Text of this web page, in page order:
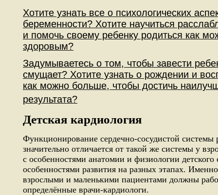
Хотите узнать все о психологических
беременности? Хотите научиться
и помочь своему ребенку родиться как
здоровым?
Задумываетесь о том, чтобы завести
смущает? Хотите узнать о рождении и
как можно больше, чтобы достичь
результата?
Детская кардиология
Функционирование сердечно-сосудистой системы
значительно отличается от такой же системы у
с особенностями анатомии и физиологии детского
особенностями развития на разных этапах.
взрослыми и маленькими пациентами должны
определённые врачи-кардиологи.